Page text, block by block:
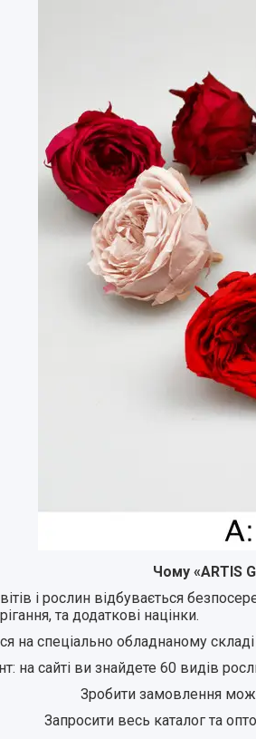
Чому «ARTIS
і рослин відбувається
та додаткові націнки.
на спеціально обладнаному
на сайті ви знайдете 60 видів
Зробити замовлення
Запросити весь каталог та